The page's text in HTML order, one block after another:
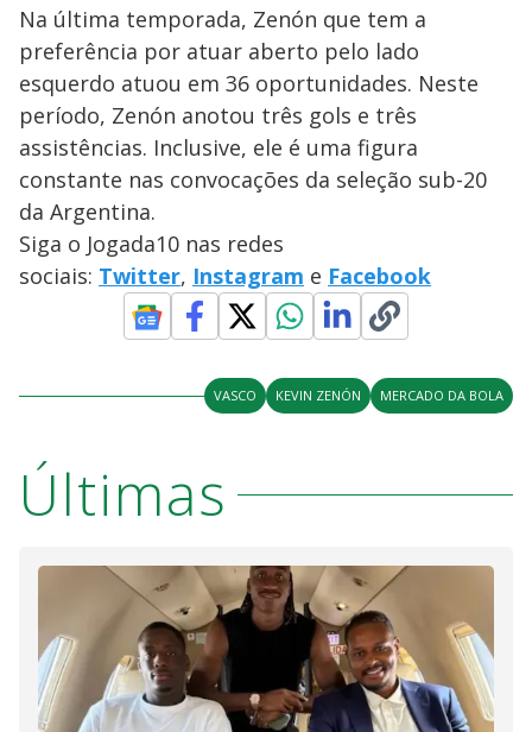
Na última temporada, Zenón que tem a
preferência por atuar aberto pelo lado
esquerdo atuou em 36 oportunidades. Neste
período, Zenón anotou três gols e três
assistências. Inclusive, ele é uma figura
constante nas convocações da seleção sub-20
da Argentina.
Siga o Jogada10 nas redes
sociais: Twitter, Instagram e Facebook
VASCO KEVIN ZENÓN MERCADO DA BOLA
Últimas